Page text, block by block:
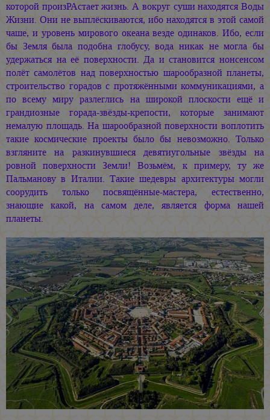
которой произРАстает жизнь. А вокруг суши находятся Воды
Жизни. Они не выплёскиваются, ибо находятся в этой самой
чаше, и уровень мирового океана везде одинаков. Ибо, если
бы Земля была подобна глобусу, вода никак не могла бы
удержаться на её поверхности. Да и становится нонсенсом
полёт самолётов над поверхностью шарообразной планеты,
строительство горадов с протяжёнными коммуникациями, а
по всему миру разлеглись на широкой плоскости ещё и
грандиозные горада-звёзды-крепости, которые занимают
немалую площадь. На шарообразной поверхности воплотить
такие космические проекты было бы невозможно. Только
взгляните на разкинувшиеся девятиугольные звёзды на
ровной поверхности Земли! Возьмём, к примеру, ту же
Пальманову в Италии. Такие шедевры архитектуры могли
соорудить только посвящённые-мастера, естественно,
знающие какой, на самом деле, является форма нашей
планеты.